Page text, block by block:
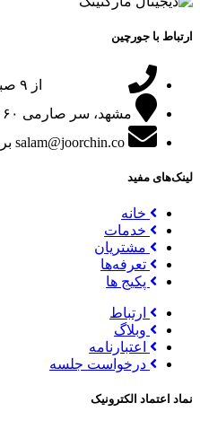
ارتباط با جورچین
از ۹ صبح هستیم و پیغام‌گیر چک می‌شود
مشهد، سر صارمی ۶۰ پلاک ۲۹
salam@joorchin.co
لینک‌های مفید
خانه
خدمات
مشتریان
تعرفه‌ها
پکیج ها
ارتباط
وبلاگ
اعتبارنامه
درخواست جلسه
نماد اعتماد الکترونیک